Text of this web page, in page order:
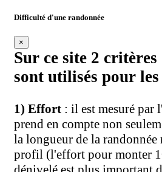
Difficulté d'une randonnée
×
Sur ce site 2
sont utilisés pour
1) Effort : il est mesuré par l'
prend en compte non
la longueur de la randonnée
profil (l'effort pour monter